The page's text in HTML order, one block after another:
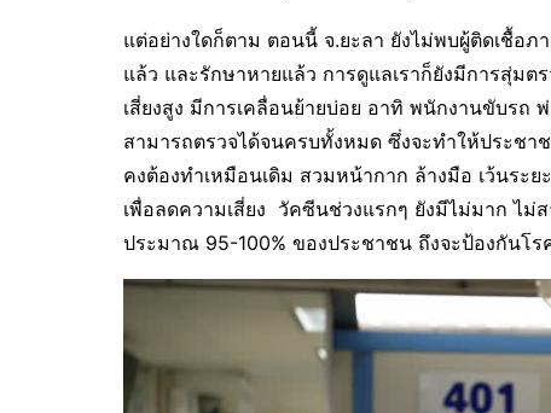
แต่อย่างใดก็ตาม ตอนนี้ จ.ยะลา ยังไม่พบผู้ติดเชื้อ
แล้ว และรักษาหายแล้ว การดูแลเราก็ยังมีการสุ่ม
เสี่ยงสูง มีการเคลื่อนย้ายบ่อย อาทิ พนักงานขับรถ
สามารถตรวจได้จนครบทั้งหมด ซึ่งจะทำให้ประช
คงต้องทำเหมือนเดิม สวมหน้ากาก ล้างมือ เว้นระ
เพื่อลดความเสี่ยง วัคซีนช่วงแรกๆ ยังมีไม่มาก ไ
ประมาณ 95-100% ของประชาชน ถึงจะป้องกันโร